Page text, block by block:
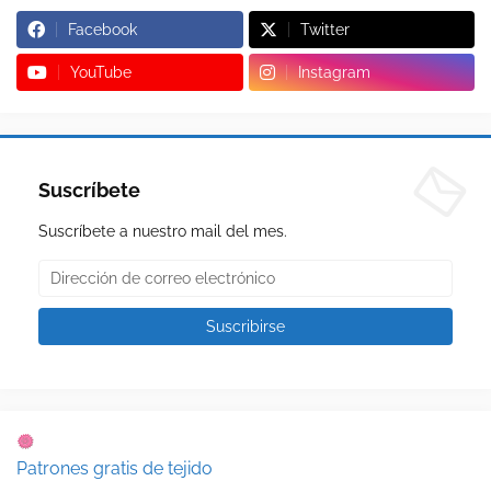
Facebook Twitter
YouTube Instagram
Suscríbete
Suscríbete a nuestro mail del mes.
Patrones gratis de tejido